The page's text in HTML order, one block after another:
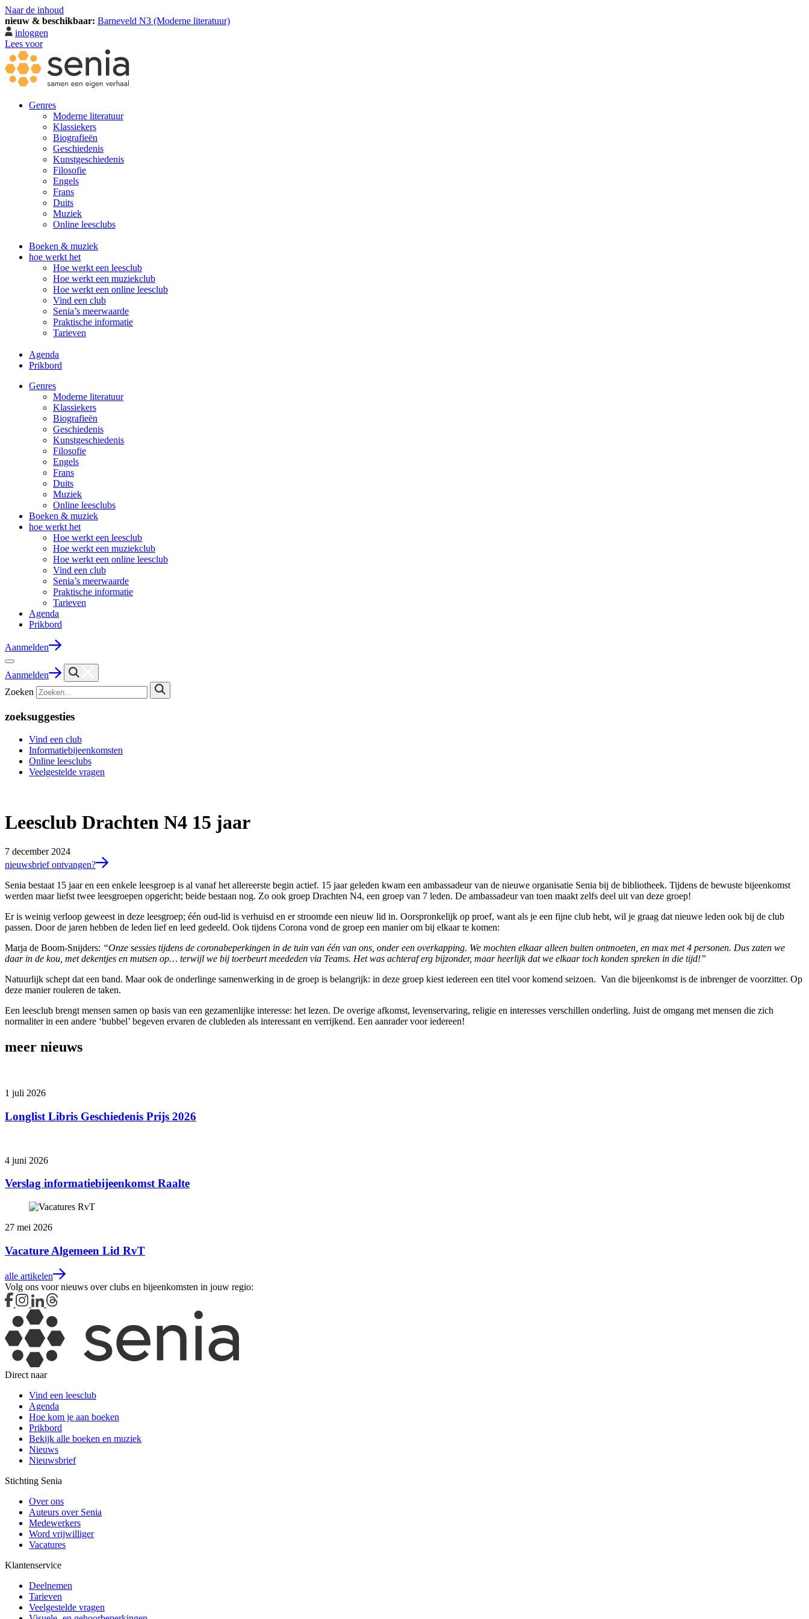
Naar de inhoud
nieuw & beschikbaar: Barneveld N3 (Moderne literatuur)
inloggen
Lees voor
Genres
Moderne literatuur
Klassiekers
Biografieën
Geschiedenis
Kunst­geschiedenis
Filosofie
Engels
Frans
Duits
Muziek
Online leesclubs
Boeken & muziek
hoe werkt het
Hoe werkt een leesclub
Hoe werkt een muziekclub
Hoe werkt een online leesclub
Vind een club
Senia’s meerwaarde
Praktische informatie
Tarieven
Agenda
Prikbord
Genres
Moderne literatuur
Klassiekers
Biografieën
Geschiedenis
Kunst­geschiedenis
Filosofie
Engels
Frans
Duits
Muziek
Online leesclubs
Boeken & muziek
hoe werkt het
Hoe werkt een leesclub
Hoe werkt een muziekclub
Hoe werkt een online leesclub
Vind een club
Senia’s meerwaarde
Praktische informatie
Tarieven
Agenda
Prikbord
Aanmelden
Aanmelden
Zoeken
zoeksuggesties
Vind een club
Informatiebijeenkomsten
Online leesclubs
Veelgestelde vragen
Leesclub Drachten N4 15 jaar
7 december 2024
nieuwsbrief ontvangen?
Senia bestaat 15 jaar en een enkele leesgroep is al vanaf het allereerste begin actief. 15 jaar geleden kwam een ambassadeur van de nieuwe organisatie Senia bij de bibliotheek. Tijdens de bewuste bijeenkomst
werden maar liefst twee leesgroepen opgericht; beide bestaan nog. Zo ook groep Drachten N4, een groep van 7 leden. De ambassadeur van toen maakt zelfs deel uit van deze groep!
Er is weinig verloop geweest in deze leesgroep; één oud-lid is verhuisd en er stroomde een nieuw lid in. Oorspronkelijk op proef, want als je een fijne club hebt, wil je graag dat nieuwe leden ook bij de club
passen. Door de jaren hebben de leden lief en leed gedeeld. Ook tijdens Corona vond de groep een manier om bij elkaar te komen:
Marja de Boom-Snijders: “Onze sessies tijdens de coronabeperkingen in de tuin van één van ons, onder een overkapping. We mochten elkaar alleen buiten ontmoeten, en max met 4 personen. Dus zaten we
daar in de kou, met dekentjes en mutsen op… terwijl we bij toerbeurt meededen via Teams. Het was achteraf erg bijzonder, maar heerlijk dat we elkaar toch konden spreken in die tijd!”
Natuurlijk schept dat een band. Maar ook de onderlinge samenwerking in de groep is belangrijk: in deze groep kiest iedereen een titel voor komend seizoen. Van die bijeenkomst is de inbrenger de voorzitter. Op
deze manier rouleren de taken.
Een leesclub brengt mensen samen op basis van een gezamenlijke interesse: het lezen. De overige afkomst, levenservaring, religie en interesses verschillen onderling. Juist de omgang met mensen die zich
normaliter in een andere ‘bubbel’ begeven ervaren de clubleden als interessant en verrijkend. Een aanrader voor iedereen!
meer nieuws
1 juli 2026
Longlist Libris Geschiedenis Prijs 2026
4 juni 2026
Verslag informatiebijeenkomst Raalte
27 mei 2026
Vacature Algemeen Lid RvT
alle artikelen
Volg ons voor nieuws over clubs en bijeenkomsten in jouw regio:
Direct naar
Vind een leesclub
Agenda
Hoe kom je aan boeken
Prikbord
Bekijk alle boeken en muziek
Nieuws
Nieuwsbrief
Stichting Senia
Over ons
Auteurs over Senia
Medewerkers
Word vrijwilliger
Vacatures
Klantenservice
Deelnemen
Tarieven
Veelgestelde vragen